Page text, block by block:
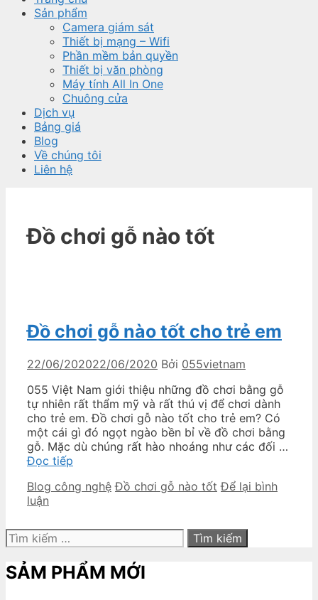
Sản phẩm
Camera giám sát
Thiết bị mạng – Wifi
Phần mềm bản quyền
Thiết bị văn phòng
Máy tính All In One
Chuông cửa
Dịch vụ
Bảng giá
Blog
Về chúng tôi
Liên hệ
Đồ chơi gỗ nào tốt
Đồ chơi gỗ nào tốt cho trẻ em
22/06/202022/06/2020 Bởi 055vietnam
055 Việt Nam giới thiệu những đồ chơi bằng gỗ
tự nhiên rất thẩm mỹ và rất thú vị để chơi dành
cho trẻ em. Đồ chơi gỗ nào tốt cho trẻ em? Có
một cái gì đó ngọt ngào bền bỉ về đồ chơi bằng
gỗ. Mặc dù chúng rất hào nhoáng như các đối …
Đọc tiếp
gỗ
cho
trẻ
em
Danh
mục
Blog công nghệ Thẻ
Đồ chơi gỗ nào tốt Để lại bình
luận
Tìm
kiếm
cho:
SẢM PHẨM MỚI